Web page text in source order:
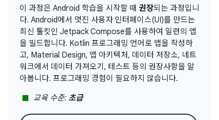
이 과정은 Android 학습을 시작할 때 권장되는 과정입니
다. Android에서 멋진 사용자 인터페이스(UI)를 만드는
최신 툴킷인 Jetpack Compose를 사용하여 일련의 앱
을 빌드합니다. Kotlin 프로그래밍 언어로 앱을 작성하
고, Material Design, 앱 아키텍처, 데이터 저장소, 네트
워크에서 데이터 가져오기, 테스트 등의 권장사항을 알
아봅니다. 프로그래밍 경험이 필요하지 않습니다.
stop 교육 수준: 초급